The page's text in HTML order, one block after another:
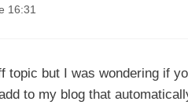
16:31
topic but I was wondering if
to my blog that